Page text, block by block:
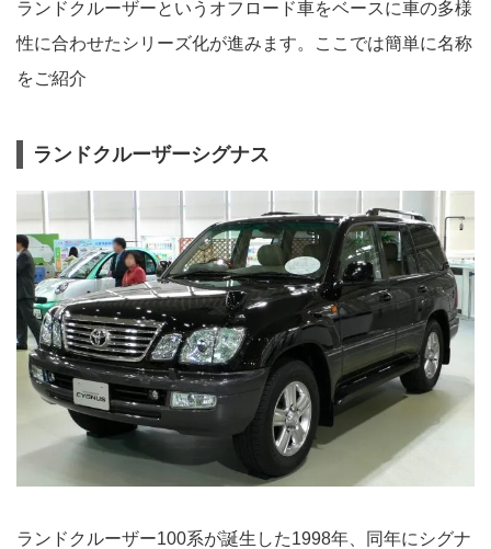
ランドクルーザーというオフロード車をベースに車の多様
性に合わせたシリーズ化が進みます。ここでは簡単に名称
をご紹介
ランドクルーザーシグナス
ランドクルーザー100系が誕生した1998年、同年にシグナ